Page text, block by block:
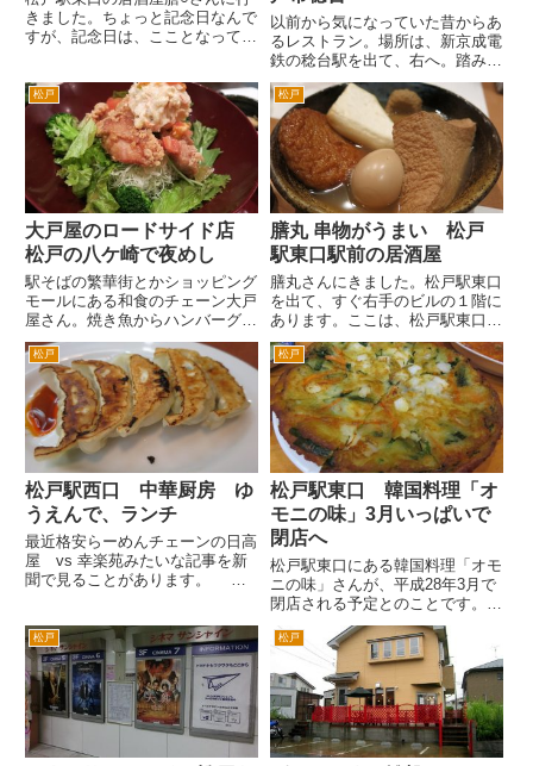
きました。ちょっと記念日なんで
すが、記念日は、こことなってま
座りたかった席が、あいていたり
します。混んでるときは、入れも
しないんですけどね。お通しで...
以前から気になっていた昔からあ
るレストラン。場所は、新京成電
鉄の稔台駅を出て、右へ。踏み切
りを横断するとすぐある交差点を
左折。地元では、産業道路と言わ
れる県道を八柱方面へ進むと右手
にあります。看板が目立つのです
ぐにわかるかともいます。 最
近...
松戸
大戸屋のロードサイド店
松戸の八ケ崎で夜めし
駅そばの繁華街とかショッピング
モールにある和食のチェーン大戸
屋さん。焼き魚からハンバーグま
でいろいろ食べられて、女性から
ファミリーまで人気ですよね。
大戸屋には、ロードサイドタイ
プの店舗もあるんです。国道６号
の松戸の北部市場入口交差点を
常...
松戸
膳丸 串物がうまい 松戸
駅東口駅前の居酒屋
膳丸さんにきました。松戸駅東口
を出て、すぐ右手のビルの１階に
あります。ここは、松戸駅東口の
新京成のバスターミナルへの近道
なんで、サラリーマンなど通勤の
ひとがたくさん通ります。 ま
ずは、生ビールでカンパイ！ウマ
イ(>_
松戸
松戸駅西口 中華厨房 ゆ
うえんで、ランチ
最近格安らーめんチェーンの日高
屋 vs 幸楽苑みたいな記事を新
聞で見ることがあります。 僕
店で、旦那さんが厨房で調理を
し、奥さんが料理を運ぶみたいな
ものが多かったです。 そん
な...
松戸
松戸駅東口 韓国料理「オ
モニの味」3月いっぱいで
閉店へ
松戸駅東口にある韓国料理「オモ
ニの味」さんが、平成28年3月で
閉店される予定とのことです。
屋号にある「オモニ」は、朝鮮語
で「お母さん」の意味です。屋号
の通り、オモニがやっています。
松戸駅東口、イトーヨーカドー
前の通りを右折します。3分...
松戸 松戸